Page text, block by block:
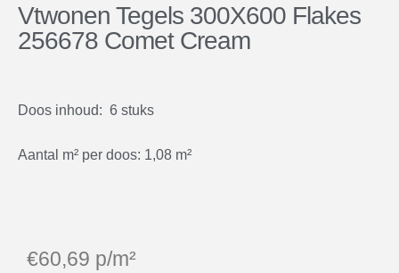
Vtwonen Tegels 300X600 Flakes
256678 Comet Cream
Doos inhoud: 6 stuks
Aantal m² per doos: 1,08 m²
€60,69 p/m²